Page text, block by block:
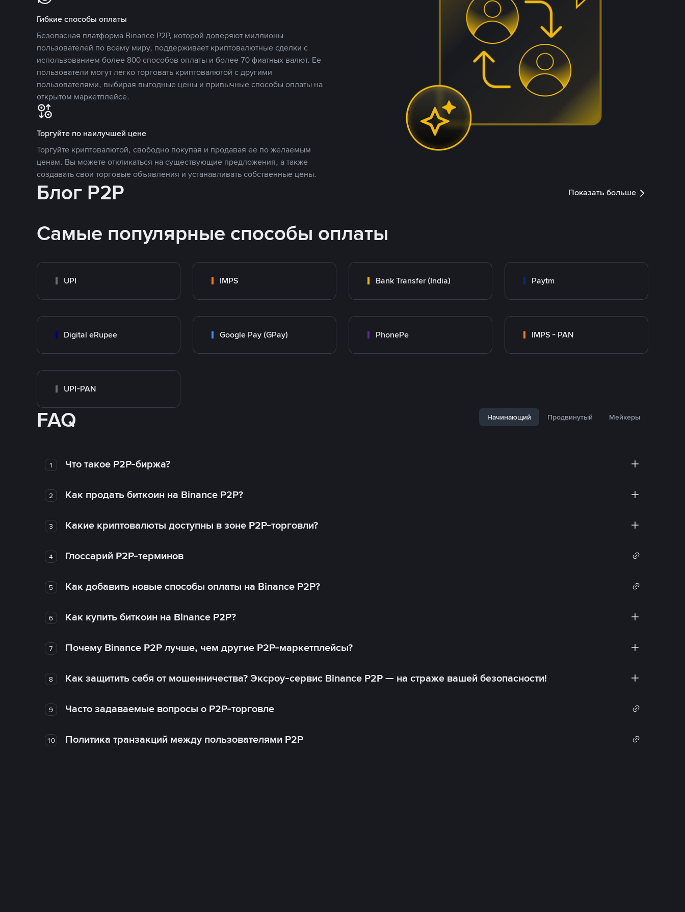
Гибкие способы оплаты
Безопасная платформа Binance P2P, которой доверяют миллионы
пользователей по всему миру, поддерживает криптовалютные сделки с
использованием более 800 способов оплаты и более 70 фиатных валют. Ее
пользователи могут легко торговать криптовалютой с другими
пользователями, выбирая выгодные цены и привычные способы оплаты на
открытом маркетплейсе.
Торгуйте по наилучшей цене
Торгуйте криптовалютой, свободно покупая и продавая ее по желаемым
ценам. Вы можете откликаться на существующие предложения, а также
создавать свои торговые объявления и устанавливать собственные цены.
Блог P2P Показать больше
Самые популярные способы оплаты
UPI IMPS Bank Transfer (India) Paytm
Digital eRupee Google Pay (GPay) PhonePe IMPS - PAN
UPI-PAN
FAQ Начинающий Продвинутый Мейкеры
1 Что такое P2P-биржа?
2 Как продать биткоин на Binance P2P?
3 Какие криптовалюты доступны в зоне P2P-торговли?
4 Глоссарий P2P-терминов
5 Как добавить новые способы оплаты на Binance P2P?
6 Как купить биткоин на Binance P2P?
7 Почему Binance P2P лучше, чем другие P2P-маркетплейсы?
8 Как защитить себя от мошенничества? Эксроу-сервис Binance P2P — на страже вашей безопасности!
9 Часто задаваемые вопросы о P2P-торговле
10 Политика транзакций между пользователями P2P